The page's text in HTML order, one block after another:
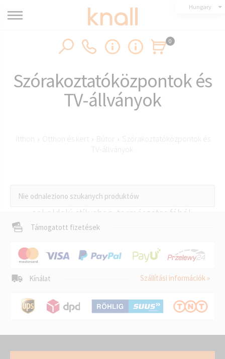
Hungary
0
Szórakoztatóközpontok és
TV-állványok
itthon › Otthon és kert › Bútor ›
Szórakoztatóközpontok és
TV-állványok
Szórakoztatópultok és TV-állványok modern és
sokoldalú stílusban, természetes fából,
fémkerettel vagy üvegfelületekkel
Nie odnaleziono szukanych produktów
Támogatott fizetések
Kínálat Szállítási információk »